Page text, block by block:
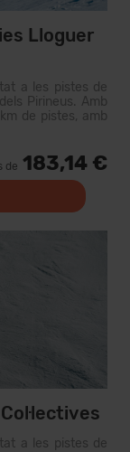
Lloguer
a les pistes de
Pirineus. Amb
de pistes, amb
de 183,14 €
a les pistes de